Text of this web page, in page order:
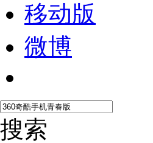
移动版
微博
搜索